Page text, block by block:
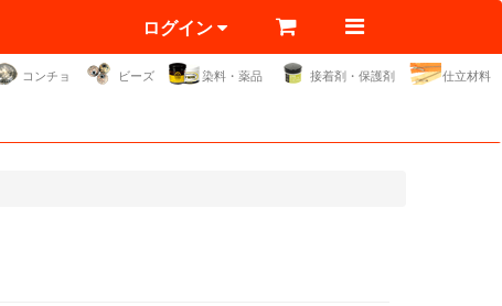
ログイン
コンチョ ビーズ 染料・薬品 接着剤・保護剤 仕立材料